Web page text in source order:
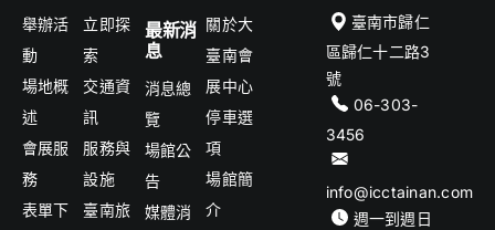
舉辦活
動
場地概
述
會展服
務
表單下
立即探
索
交通資
訊
服務與
設施
臺南旅
最新消
息
消息總
覽
場館公
告
媒體消
關於大
臺南會
展中心
停車選
項
場館簡
介
臺南市歸仁
區歸仁十二路3
號
06-303-
3456
info@icctainan.com
週一到週日